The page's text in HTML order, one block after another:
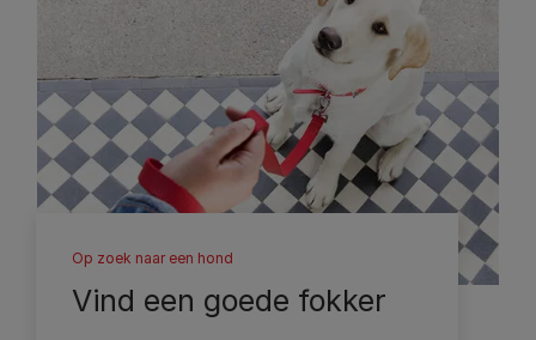
Op zoek naar een hond
Vind een goede fokker